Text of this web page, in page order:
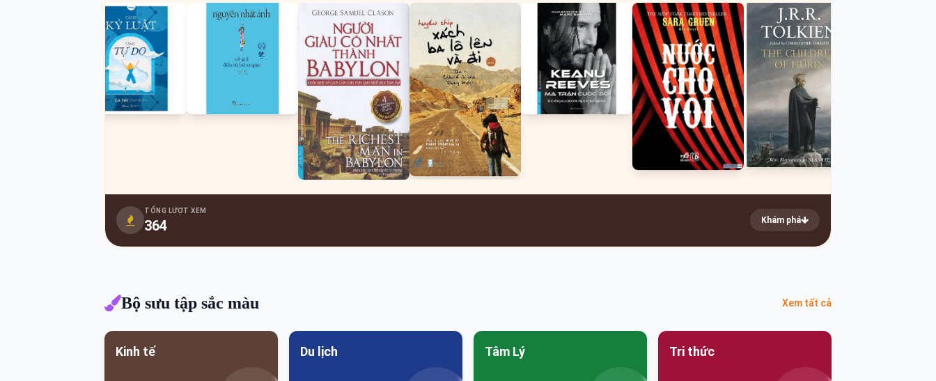
TỔNG LƯỢT XEM
364 Khám phá
Bộ sưu tập sắc màu Xem tất cả
Kinh tế Du lịch Tâm Lý Tri thức